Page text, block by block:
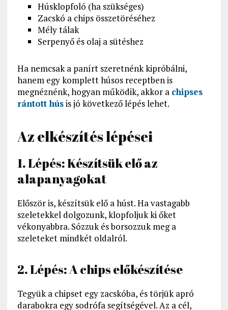
Húsklopfoló (ha szükséges)
Zacskó a chips összetöréséhez
Mély tálak
Serpenyő és olaj a sütéshez
Ha nemcsak a panírt szeretnénk kipróbálni,
hanem egy komplett húsos receptben is
megnéznénk, hogyan működik, akkor a chipses
rántott húsis jó következő lépés lehet.
Az elkészítés lépései
1. Lépés: Készítsük elő az
alapanyagokat
Először is, készítsük elő a húst. Ha vastagabb
szeletekkel dolgozunk, klopfoljuk ki őket
vékonyabbra. Sózzuk és borsozzuk meg a
szeleteket mindkét oldalról.
2. Lépés: A chips előkészítése
Tegyük a chipset egy zacskóba, és törjük apró
darabokra egy sodrófa segítségével. Az a cél,